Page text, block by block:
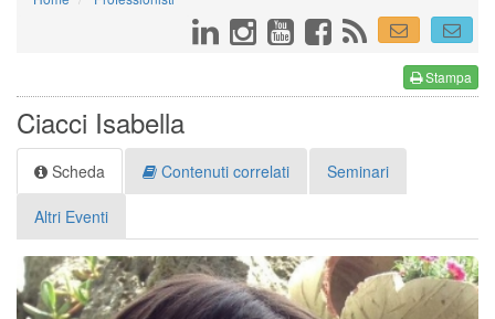
Stampa
Ciacci Isabella
Scheda Contenuti correlati Seminari
Altri Eventi